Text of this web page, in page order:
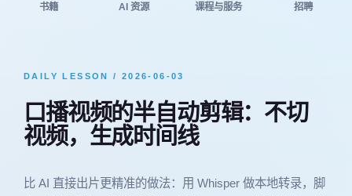
书籍 AI 资源 课程与服务 招聘
DAILY LESSON / 2026-06-03
口播视频的半自动剪辑：不切
视频，生成时间线
比 AI 直接出片更精准的做法：用 Whisper 做本地转录，脚